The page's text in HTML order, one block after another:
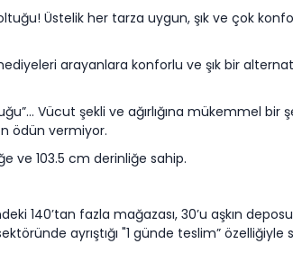
Üstelik her tarza uygun, şık ve çok
arayanlara konforlu ve şık bir
Vücut şekli ve ağırlığına mükemmel bir
ödün vermiyor.
ve 103.5 cm derinliğe sahip.
fazla mağazası, 30’u aşkın
ayrıştığı "1 günde teslim” özelliğiyle